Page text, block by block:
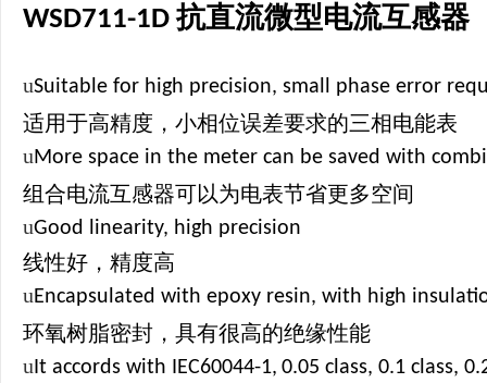
WSD711-1D抗直流微型电流互感器
uSuitable for high precision, small phase error
适用于高精度，小相位误差要求的三相电能表
uMore space in the meter can be saved with
组合电流互感器可以为电表节省更多空间
uGood linearity, high precision
线性好，精度高
uEncapsulated with epoxy resin, with high
环氧树脂密封，具有很高的绝缘性能
uIt accords with IEC60044-1, 0.05 class, 0.1 class,